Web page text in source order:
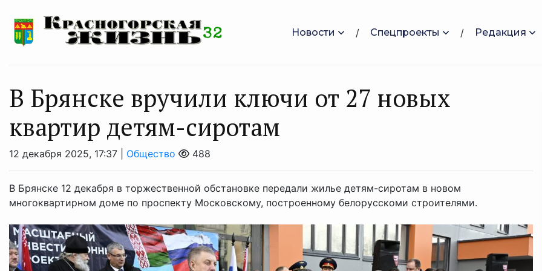
Новости Спецпроекты Редакция
В Брянске вручили ключи от 27 новых
квартир детям-сиротам
12 декабря 2025, 17:37 | Общество 488
В Брянске 12 декабря в торжественной обстановке передали жилье детям-сиротам в новом
многоквартирном доме по проспекту Московскому, построенному белорусскоми строителями.